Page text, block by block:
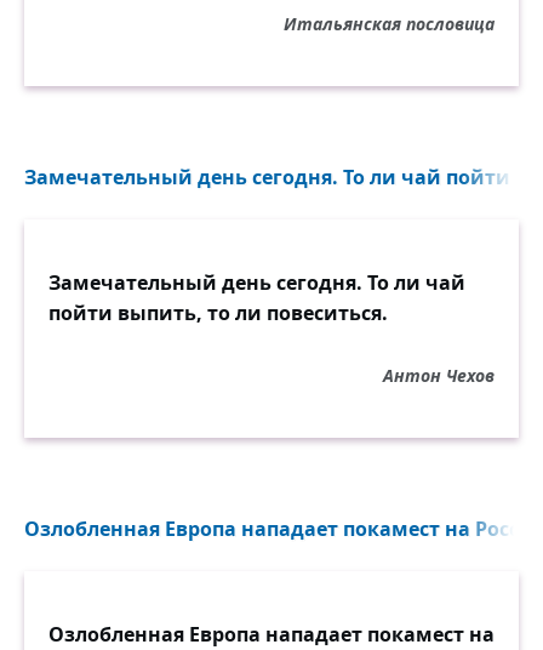
Итальянская пословица
Замечательный день сегодня. То ли чай пойти
Замечательный день сегодня. То ли чай
пойти выпить, то ли повеситься.
Антон Чехов
Озлобленная Европа нападает покамест на
Озлобленная Европа нападает покамест на